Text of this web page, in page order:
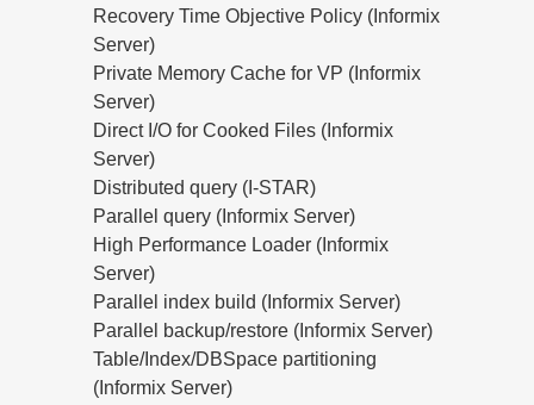
Recovery Time Objective Policy (Informix
Server)
Private Memory Cache for VP (Informix
Server)
Direct I/O for Cooked Files (Informix
Server)
Distributed query (I-STAR)
Parallel query (Informix Server)
High Performance Loader (Informix
Server)
Parallel index build (Informix Server)
Parallel backup/restore (Informix Server)
Table/Index/DBSpace partitioning
(Informix Server)